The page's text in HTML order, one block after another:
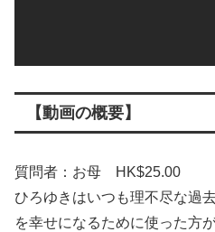
【動画の概要】
質問者：お母 HK$25.00
ひろゆきはいつも理不尽な過
を幸せになるために使った方